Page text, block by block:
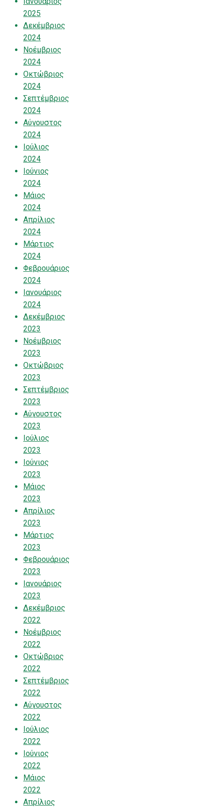
2025
Δεκέμβριος
2024
Νοέμβριος
2024
Οκτώβριος
2024
Σεπτέμβριος
2024
Αύγουστος
2024
Ιούλιος
2024
Ιούνιος
2024
Μάιος
2024
Απρίλιος
2024
Μάρτιος
2024
Φεβρουάριος
2024
Ιανουάριος
2024
Δεκέμβριος
2023
Νοέμβριος
2023
Οκτώβριος
2023
Σεπτέμβριος
2023
Αύγουστος
2023
Ιούλιος
2023
Ιούνιος
2023
Μάιος
2023
Απρίλιος
2023
Μάρτιος
2023
Φεβρουάριος
2023
Ιανουάριος
2023
Δεκέμβριος
2022
Νοέμβριος
2022
Οκτώβριος
2022
Σεπτέμβριος
2022
Αύγουστος
2022
Ιούλιος
2022
Ιούνιος
2022
Μάιος
2022
Απρίλιος